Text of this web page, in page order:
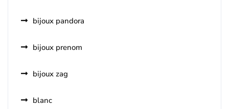
bijoux pandora
bijoux prenom
bijoux zag
blanc